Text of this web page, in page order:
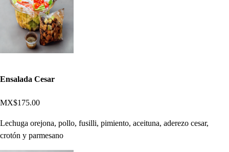
Ensalada Cesar
MX$175.00
Lechuga orejona, pollo, fusilli, pimiento, aceituna, aderezo cesar,
crotón y parmesano